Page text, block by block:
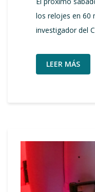
los relojes en 60
investigador del
LEER MÁS